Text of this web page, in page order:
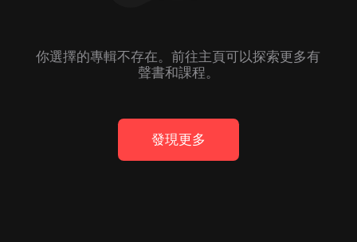
你選擇的專輯不存在。前往主頁可以探索更多有
聲書和課程。
發現更多